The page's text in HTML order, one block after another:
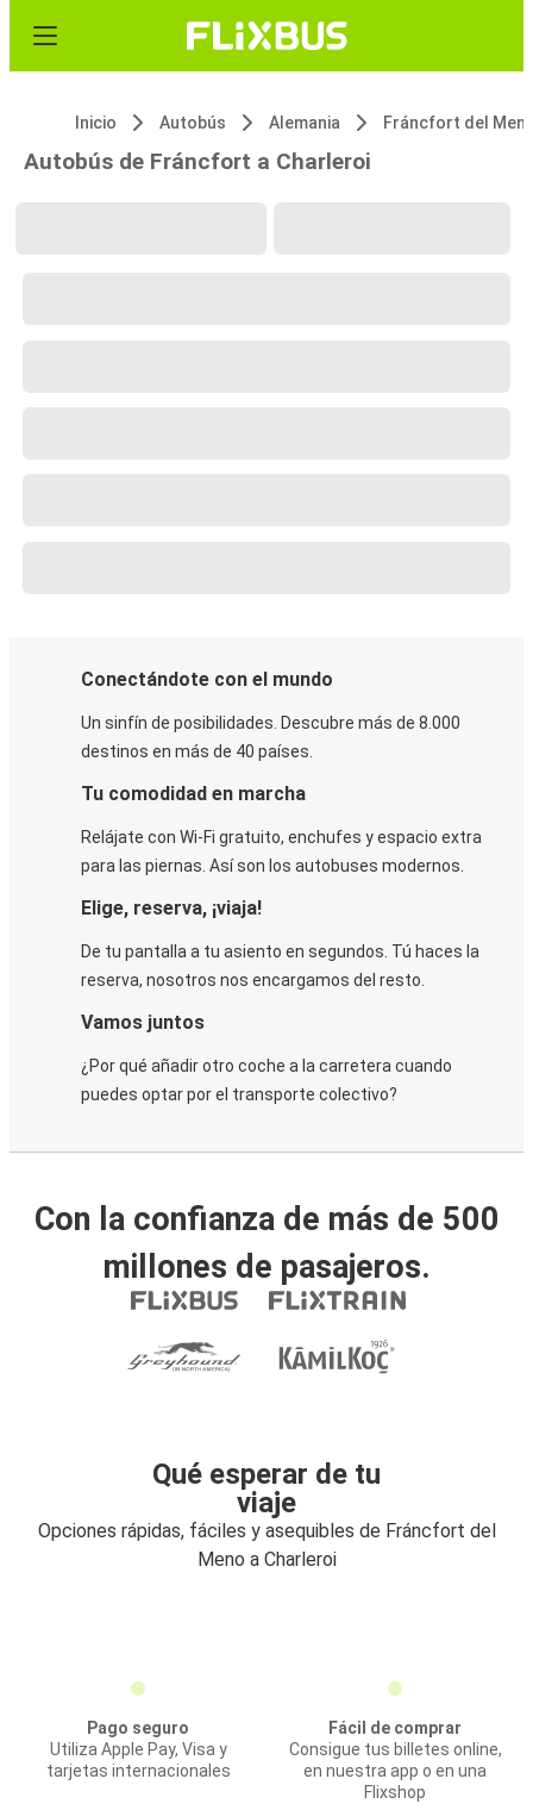
Inicio Autobús Alemania Fráncfort del
Autobús de Fráncfort a Charleroi
Conectándote con el mundo
Un sinfín de posibilidades. Descubre más de 8.000
destinos en más de 40 países.
Tu comodidad en marcha
Relájate con Wi-Fi gratuito, enchufes y espacio extra
para las piernas. Así son los autobuses modernos.
Elige, reserva, ¡viaja!
De tu pantalla a tu asiento en segundos. Tú haces la
reserva, nosotros nos encargamos del resto.
Vamos juntos
¿Por qué añadir otro coche a la carretera cuando
puedes optar por el transporte colectivo?
Con la confianza de más de 500
millones de pasajeros.
Qué esperar de tu
viaje
Opciones rápidas, fáciles y asequibles de Fráncfort del
Meno a Charleroi
Pago seguro
Utiliza Apple Pay, Visa y
tarjetas internacionales
Fácil de comprar
Consigue tus billetes online,
en nuestra app o en una
Flixshop